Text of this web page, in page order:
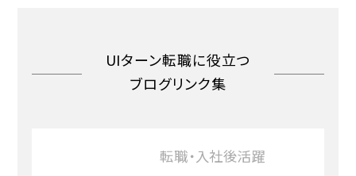
UIターン転職に役立つ
ブログリンク集
転職・入社後活躍